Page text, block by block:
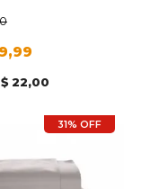
22,00
31% OFF